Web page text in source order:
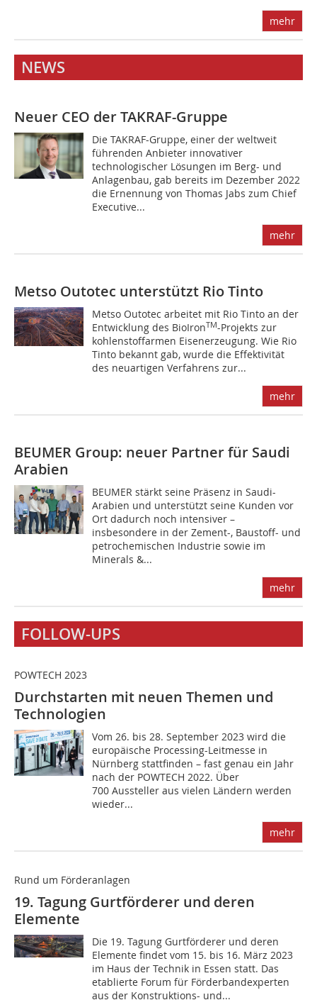
mehr
NEWS
Neuer CEO der TAKRAF-Gruppe
Die TAKRAF-Gruppe, einer der weltweit
führenden Anbieter innovativer
technologischer Lösungen im Berg- und
Anlagenbau, gab bereits im Dezember 2022
die Ernennung von Thomas Jabs zum Chief
Executive...
mehr
Metso Outotec unterstützt Rio Tinto
Metso Outotec arbeitet mit Rio Tinto an der
Entwicklung des BioIronTM-Projekts zur
kohlenstoffarmen Eisenerzeugung. Wie Rio
Tinto bekannt gab, wurde die Effektivität
des neuartigen Verfahrens zur...
mehr
BEUMER Group: neuer Partner für Saudi
Arabien
BEUMER stärkt seine Präsenz in Saudi-
Arabien und unterstützt seine Kunden vor
Ort dadurch noch intensiver –
insbesondere in der Zement-, Baustoff- und
petrochemischen Industrie sowie im
Minerals &...
mehr
FOLLOW-UPS
POWTECH 2023
Durchstarten mit neuen Themen und
Technologien
Vom 26. bis 28. September 2023 wird die
europäische Processing-Leitmesse in
Nürnberg stattfinden – fast genau ein Jahr
nach der POWTECH 2022. Über
700 Aussteller aus vielen Ländern werden
wieder...
mehr
Rund um Förderanlagen
19. Tagung Gurtförderer und deren
Elemente
Die 19. Tagung Gurtförderer und deren
Elemente findet vom 15. bis 16. März 2023
im Haus der Technik in Essen statt. Das
etablierte Forum für Förderbandexperten
aus der Konstruktions- und...